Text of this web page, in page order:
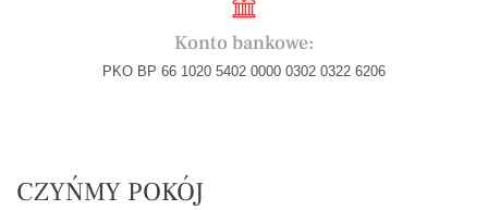
Konto bankowe:
PKO BP 66 1020 5402 0000 0302 0322 6206
CZYŃMY POKÓJ